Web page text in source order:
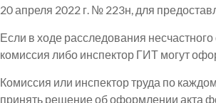
20 апреля 2022 г. № 223н, для
Если в ходе расследования
комиссия либо инспектор ГИТ могут
Комиссия или инспектор труда по
принять решение об оформлении акта